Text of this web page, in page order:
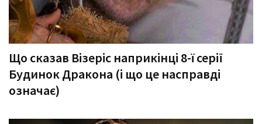
Що сказав Візеріс наприкінці 8-ї серії
Будинок Дракона (і що це насправді
означає)